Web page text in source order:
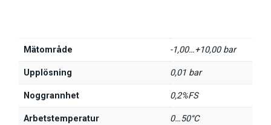
Mätområde -1,00…+10,00 bar
Upplösning 0,01 bar
Noggrannhet 0,2%FS
Arbetstemperatur 0…50°C